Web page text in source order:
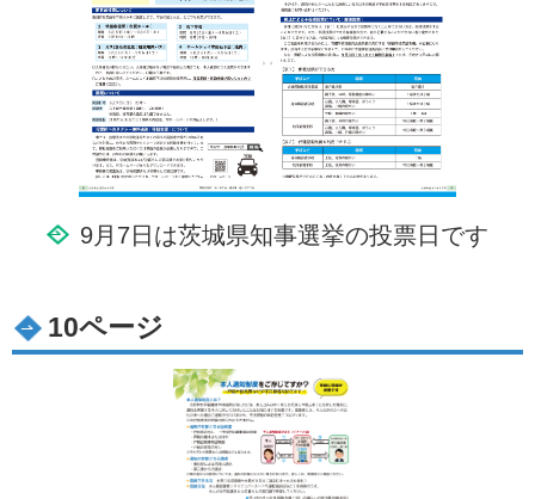
9月7日は茨城県知事選挙の投票日です
10ページ